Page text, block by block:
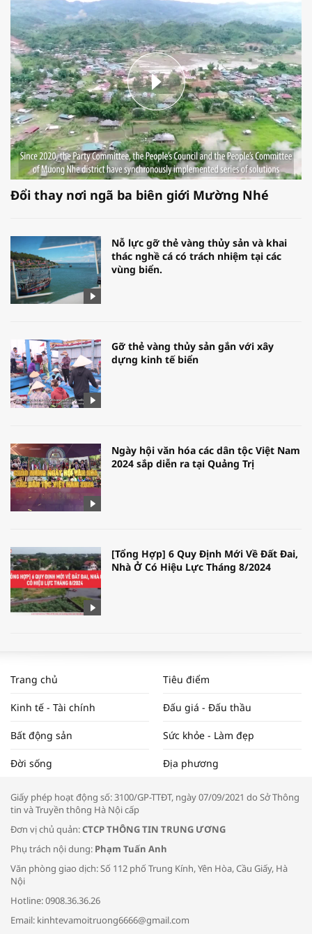
Đổi thay nơi ngã ba biên giới Mường Nhé
Nỗ lực gỡ thẻ vàng thủy sản và khai
thác nghề cá có trách nhiệm tại các
vùng biển.
Gỡ thẻ vàng thủy sản gắn với xây
dựng kinh tế biển
Ngày hội văn hóa các dân tộc Việt Nam
2024 sắp diễn ra tại Quảng Trị
[Tổng Hợp] 6 Quy Định Mới Về Đất Đai,
Nhà Ở Có Hiệu Lực Tháng 8/2024
NAM NĂM 2024 VÀ NĂM 2025 | NHỊP
ĐẬP THỊ TRƯỜNG #62
Tọa đàm “Xúc tiến thương mại: Khơi
Bác sĩ tư vấn cách phòng tránh bệnh
đường hô hấp trong thời tiết giao mùa
Trang chủ Tiêu điểm
Kinh tế - Tài chính Đấu giá - Đấu thầu
Bất động sản Sức khỏe - Làm đẹp
Đời sống Địa phương
Giấy phép hoạt động số: 3100/GP-TTĐT, ngày 07/09/2021 do Sở Thông
tin và Truyền thông Hà Nội cấp
Đơn vị chủ quản:CTCP THÔNG TIN TRUNG ƯƠNG
Phụ trách nội dung: Phạm Tuấn Anh
Văn phòng giao dịch: Số 112 phố Trung Kính, Yên Hòa, Cầu Giấy, Hà
Nội
Hotline: 0908.36.36.26
Email: kinhtevamoitruong6666@gmail.com